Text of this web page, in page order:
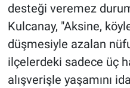
desteği veremez
Kulcanay, "Aksine,
düşmesiyle azalan
ilçelerdeki sadece üç
alışverişle yaşamını